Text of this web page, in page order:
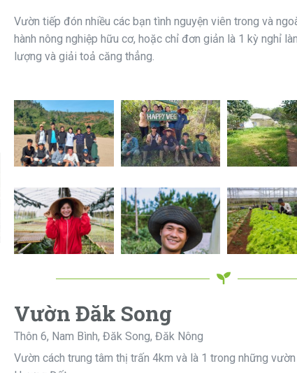
Vườn tiếp đón nhiều các bạn tình nguyện viên trong và
hành nông nghiệp hữu cơ, hoặc chỉ đơn giản là 1 kỳ nghỉ
lượng và giải toả căng thẳng.
Vườn Đăk Song
Thôn 6, Nam Bình, Đăk Song, Đăk Nông
Vườn cách trung tâm thị trấn 4km và là 1 trong những